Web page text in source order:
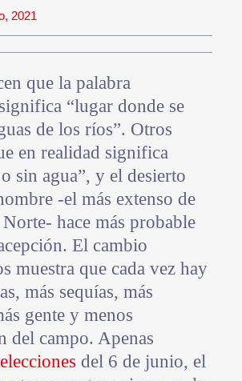
2021
que la palabra
“lugar donde se
de los ríos”. Otros
en realidad significa
sin agua”, y el desierto
-el más extenso de
hace más probable
El cambio
muestra que cada vez hay
más sequías, más
gente y menos
del campo. Apenas
del 6 de junio, el